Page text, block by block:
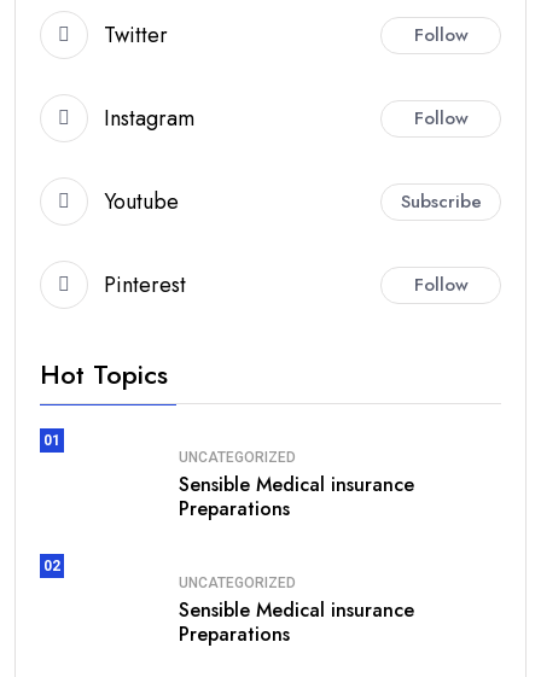
Twitter Follow
Instagram Follow
Youtube Subscribe
Pinterest Follow
Hot Topics
01
UNCATEGORIZED
Sensible Medical insurance
Preparations
02
UNCATEGORIZED
Sensible Medical insurance
Preparations